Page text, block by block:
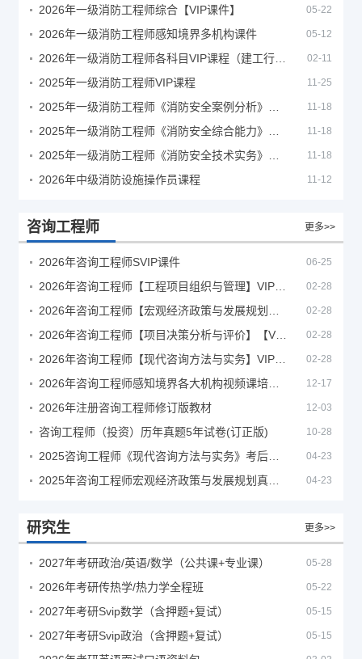
2026年一级消防工程师综合【VIP课件】 05-22
2026年一级消防工程师感知境界多机构课件 05-12
02-11
2025年一级消防工程师VIP课程 11-25
11-18
11-18
11-18
2026年中级消防设施操作员课程 11-12
咨询工程师 更多>>
2026年咨询工程师SVIP课件 06-25
02-28
02-28
02-28
02-28
12-17
2026年注册咨询工程师修订版教材 12-03
咨询工程师（投资）历年真题5年试卷(订正版) 10-28
04-23
04-23
研究生 更多>>
2027年考研政治/英语/数学（公共课+专业课） 05-28
2026年考研传热学/热力学全程班 05-22
2027年考研Svip数学（含押题+复试） 05-15
2027年考研Svip政治（含押题+复试） 05-15